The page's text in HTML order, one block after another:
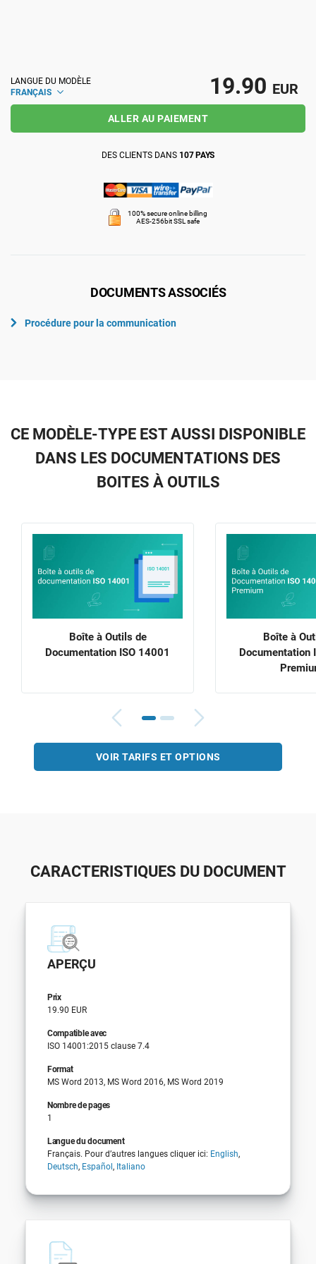
IATF 16949
Aéronautique
LANGUE DU MODÈLE
FRANÇAIS
19.90 EUR
ALLER AU PAIEMENT
DES CLIENTS DANS 107 PAYS
100% secure online billing
AES-256bit SSL safe
DOCUMENTS ASSOCIÉS
Procédure pour la communication
CE MODÈLE-TYPE EST AUSSI DISPONIBLE
DANS LES DOCUMENTATIONS DES
BOITES À OUTILS
Boîte à Outils de
Documentation ISO 14001
Boîte à
Documentation
VOIR TARIFS ET OPTIONS
CARACTERISTIQUES DU DOCUMENT
APERÇU
Prix
19.90 EUR
Compatible avec
ISO 14001:2015 clause 7.4
Format
MS Word 2013, MS Word 2016, MS Word 2019
Nombre de pages
1
Langue du document
Français. Pour d’autres langues cliquer ici: English,
Deutsch, Español, Italiano